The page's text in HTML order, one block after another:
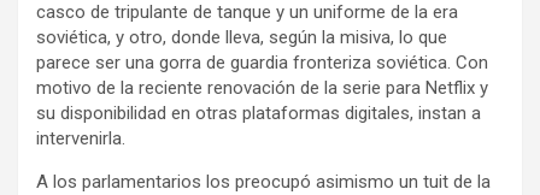
casco de tripulante de tanque y un uniforme de la era
soviética, y otro, donde lleva, según la misiva, lo que
parece ser una gorra de guardia fronteriza soviética. Con
motivo de la reciente renovación de la serie para Netflix y
su disponibilidad en otras plataformas digitales, instan a
intervenirla.
A los parlamentarios los preocupó asimismo un tuit de la